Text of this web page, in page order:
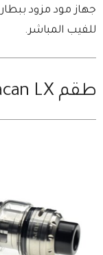
للفيب المباشر.
طقم kit Huracan LX .. التصميم والأداء